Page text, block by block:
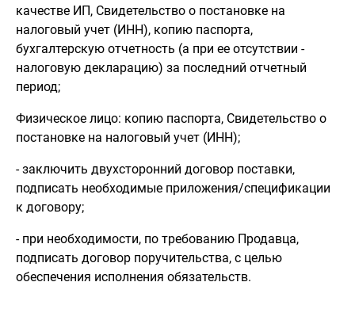
качестве ИП, Свидетельство о постановке на
налоговый учет (ИНН), копию паспорта,
бухгалтерскую отчетность (а при ее отсутствии -
налоговую декларацию) за последний отчетный
период;
Физическое лицо: копию паспорта, Свидетельство о
постановке на налоговый учет (ИНН);
- заключить двухсторонний договор поставки,
подписать необходимые приложения/спецификации
к договору;
- при необходимости, по требованию Продавца,
подписать договор поручительства, с целью
обеспечения исполнения обязательств.